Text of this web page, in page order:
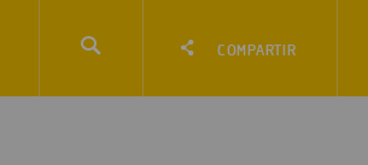
COMPARTIR